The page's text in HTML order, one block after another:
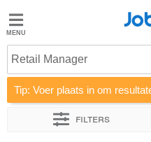
Jobted
Vacatures
Salarissen
Retail Manager
Tip: Voer plaats in om
Filters